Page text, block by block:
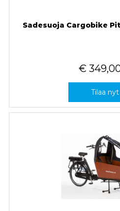
Sadesuoja Cargobike
€
Tilaa nyt